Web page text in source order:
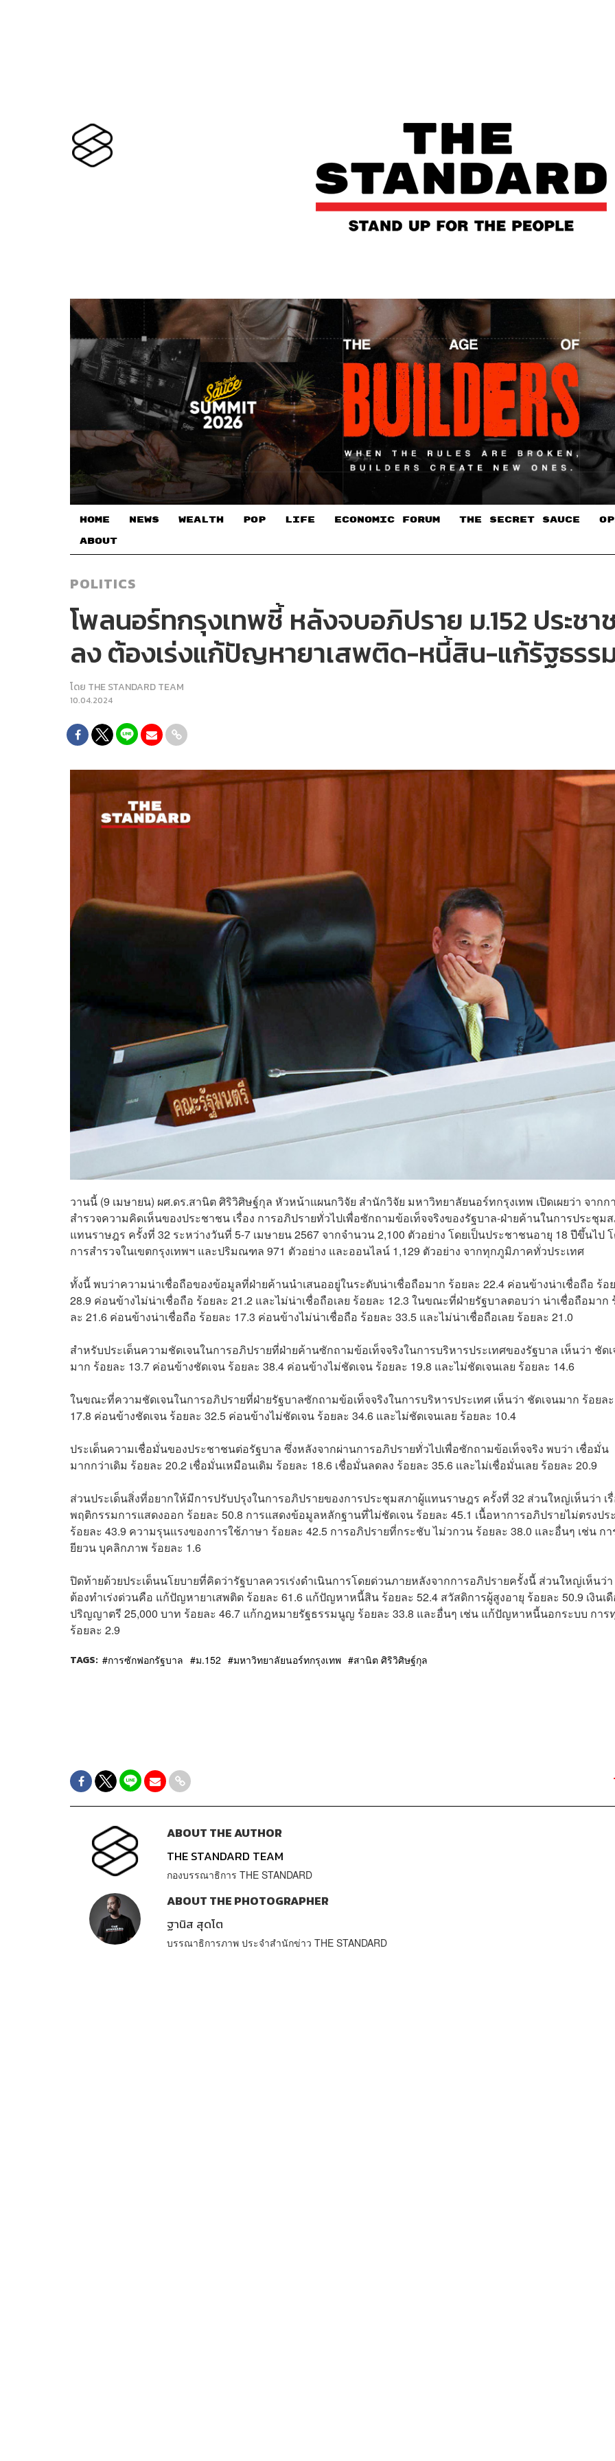
HOME NEWS WEALTH POP LIFE ECONOMIC FORUM THE SECRET SAUCE​
ABOUT
POLITICS
โพลนอร์ทกรุงเทพชี้ หลังจบอภิปราย ม.152 ประช
ลง ต้องเร่งแก้ปัญหายาเสพติด-หนี้สิน-แก้รัฐธร
โดย THE STANDARD TEAM
10.04.2024
วานนี้ (9 เมษายน) ผศ.ดร.สานิต ศิริวิศิษฐ์กุล หัวหน้าแผนกวิจัย สำนักวิจัย มหาวิทยาลัยนอร์ทกรุงเทพ เปิดเผยว่า จากก
สำรวจความคิดเห็นของประชาชน เรื่อง การอภิปรายทั่วไปเพื่อซักถามข้อเท็จจริงของรัฐบาล-ฝ่ายค้านในการประชุม
แทนราษฎร ครั้งที่ 32 ระหว่างวันที่ 5-7 เมษายน 2567 จากจำนวน 2,100 ตัวอย่าง โดยเป็นประชาชนอายุ 18 ปีขึ้นไป
การสำรวจในเขตกรุงเทพฯ และปริมณฑล 971 ตัวอย่าง และออนไลน์ 1,129 ตัวอย่าง จากทุกภูมิภาคทั่วประเทศ
ทั้งนี้ พบว่าความน่าเชื่อถือของข้อมูลที่ฝ่ายค้านนำเสนออยู่ในระดับน่าเชื่อถือมาก ร้อยละ 22.4 ค่อนข้างน่าเชื่อถือ ร้อ
28.9 ค่อนข้างไม่น่าเชื่อถือ ร้อยละ 21.2 และไม่น่าเชื่อถือเลย ร้อยละ 12.3 ในขณะที่ฝ่ายรัฐบาลตอบว่า น่าเชื่อถือมาก
ละ 21.6 ค่อนข้างน่าเชื่อถือ ร้อยละ 17.3 ค่อนข้างไม่น่าเชื่อถือ ร้อยละ 33.5 และไม่น่าเชื่อถือเลย ร้อยละ 21.0
สำหรับประเด็นความชัดเจนในการอภิปรายที่ฝ่ายค้านซักถามข้อเท็จจริงในการบริหารประเทศของรัฐบาล เห็นว่า ชัด
มาก ร้อยละ 13.7 ค่อนข้างชัดเจน ร้อยละ 38.4 ค่อนข้างไม่ชัดเจน ร้อยละ 19.8 และไม่ชัดเจนเลย ร้อยละ 14.6
ในขณะที่ความชัดเจนในการอภิปรายที่ฝ่ายรัฐบาลซักถามข้อเท็จจริงในการบริหารประเทศ เห็นว่า ชัดเจนมาก ร้อยละ
17.8 ค่อนข้างชัดเจน ร้อยละ 32.5 ค่อนข้างไม่ชัดเจน ร้อยละ 34.6 และไม่ชัดเจนเลย ร้อยละ 10.4
ประเด็นความเชื่อมั่นของประชาชนต่อรัฐบาล ซึ่งหลังจากผ่านการอภิปรายทั่วไปเพื่อซักถามข้อเท็จจริง พบว่า เชื่อมั่น
มากกว่าเดิม ร้อยละ 20.2 เชื่อมั่นเหมือนเดิม ร้อยละ 18.6 เชื่อมั่นลดลง ร้อยละ 35.6 และไม่เชื่อมั่นเลย ร้อยละ 20.9
ส่วนประเด็นสิ่งที่อยากให้มีการปรับปรุงในการอภิปรายของการประชุมสภาผู้แทนราษฎร ครั้งที่ 32 ส่วนใหญ่เห็นว่า เ
พฤติกรรมการแสดงออก ร้อยละ 50.8 การแสดงข้อมูลหลักฐานที่ไม่ชัดเจน ร้อยละ 45.1 เนื้อหาการอภิปรายไม่ตรงปร
ร้อยละ 43.9 ความรุนแรงของการใช้ภาษา ร้อยละ 42.5 การอภิปรายที่กระชับ ไม่วกวน ร้อยละ 38.0 และอื่นๆ เช่น กา
ยียวน บุคลิกภาพ ร้อยละ 1.6
ปิดท้ายด้วยประเด็นนโยบายที่คิดว่ารัฐบาลควรเร่งดำเนินการโดยด่วนภายหลังจากการอภิปรายครั้งนี้ ส่วนใหญ่เห็นว่
ต้องทำเร่งด่วนคือ แก้ปัญหายาเสพติด ร้อยละ 61.6 แก้ปัญหาหนี้สิน ร้อยละ 52.4 สวัสดิการผู้สูงอายุ ร้อยละ 50.9 เงินเ
ปริญญาตรี 25,000 บาท ร้อยละ 46.7 แก้กฎหมายรัฐธรรมนูญ ร้อยละ 33.8 และอื่นๆ เช่น แก้ปัญหาหนี้นอกระบบ การ
ร้อยละ 2.9
TAGS: การซักฟอกรัฐบาล ม.152 มหาวิทยาลัยนอร์ทกรุงเทพ สานิต ศิริวิศิษฐ์กุล
ABOUT THE AUTHOR
THE STANDARD TEAM
กองบรรณาธิการ THE STANDARD
ABOUT THE PHOTOGRAPHER
ฐานิส สุดโต
บรรณาธิการภาพ ประจำสำนักข่าว THE STANDARD